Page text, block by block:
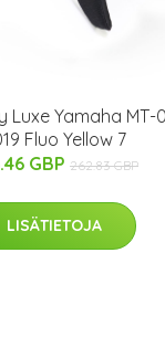
Luxe Yamaha MT-
Fluo Yellow 7
GBP 262.83 GBP
LISÄTIETOJA